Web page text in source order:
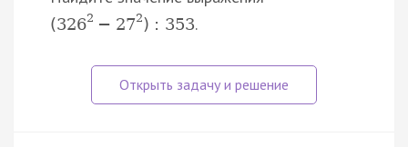
(3262 − 272) : 353.